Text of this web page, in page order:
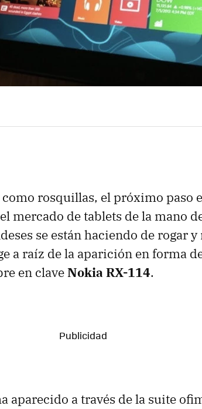
rosquillas, el próximo paso
mercado de tablets de la mano
se están haciendo de rogar
a raíz de la aparición en forma
en claveNokia RX-114.
aparecido a través de la suite